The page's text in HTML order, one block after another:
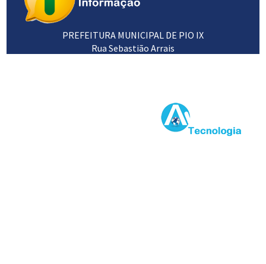
PREFEITURA MUNICIPAL DE PIO IX
Rua Sebastião Arrais